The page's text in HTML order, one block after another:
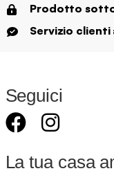
Prodotto sotto
Servizio clienti
Seguici
La tua casa